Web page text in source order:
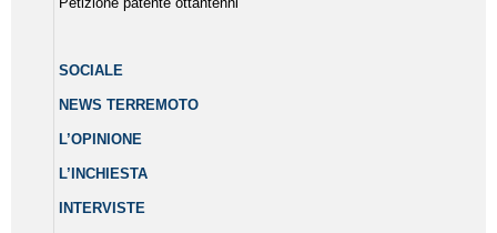
SOCIALE
NEWS TERREMOTO
L’OPINIONE
L’INCHIESTA
INTERVISTE